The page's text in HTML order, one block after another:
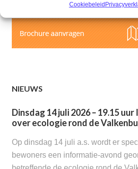
Cookiebeleid
NIEUWS
Dinsdag 14 juli 2026 – 19.15
over ecologie rond de
Op dinsdag 14 juli a.s. wordt er
bewoners een informatie-avond